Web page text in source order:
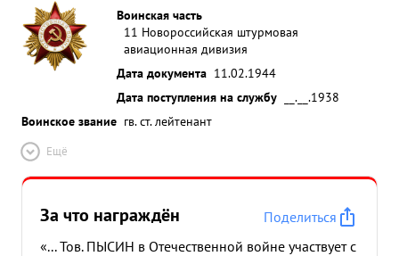
Воинская часть
11 Новороссийская штурмовая
авиационная дивизия
Дата документа 11.02.1944
Дата поступления на службу
__.__.1938
Воинское звание гв. ст. лейтенант
Ещё
За что награждён
Поделиться
«... Тов. ПЫСИН в Отечественной войне участвует с